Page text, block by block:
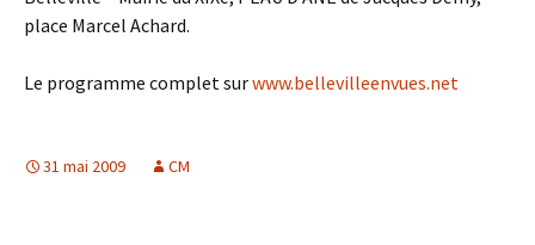
place Marcel Achard.
Le programme complet surwww.bellevilleenvues.net
31 mai 2009 CM